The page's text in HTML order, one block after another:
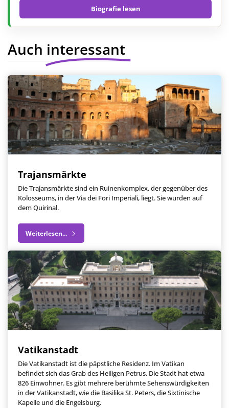
Biografie lesen
Auch interessant
Trajansmärkte
Die Trajansmärkte sind ein Ruinenkomplex, der gegenüber des
Kolosseums, in der Via dei Fori Imperiali, liegt. Sie wurden auf
dem Quirinal.
Weiterlesen...
Vatikanstadt
Die Vatikanstadt ist die päpstliche Residenz. Im Vatikan
befindet sich das Grab des Heiligen Petrus. Die Stadt hat etwa
826 Einwohner. Es gibt mehrere berühmte Sehenswürdigkeiten
in der Vatikanstadt, wie die Basilika St. Peters, die Sixtinische
Kapelle und die Engelsburg.